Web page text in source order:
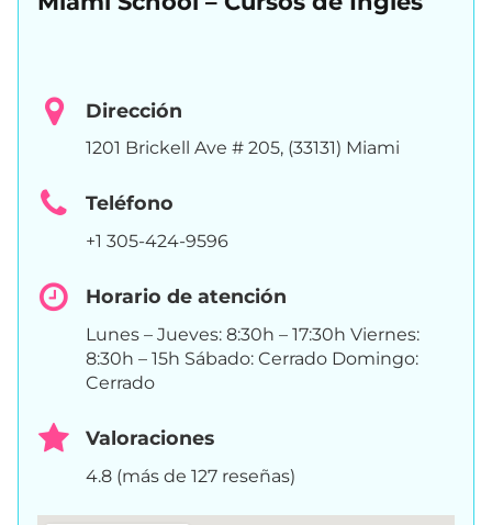
Dirección
1201 Brickell Ave # 205, (33131) Miami
Teléfono
+1 305-424-9596
Horario de atención
Lunes – Jueves: 8:30h – 17:30h Viernes:
8:30h – 15h Sábado: Cerrado Domingo:
Cerrado
Valoraciones
4.8 (más de 127 reseñas)